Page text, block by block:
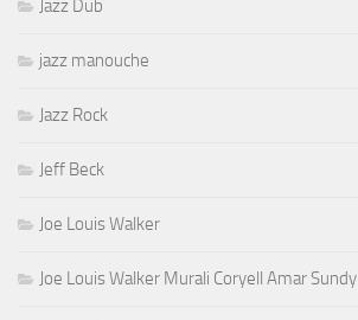
Jazz Dub
jazz manouche
Jazz Rock
Jeff Beck
Joe Louis Walker
Joe Louis Walker Murali Coryell Amar Sundy